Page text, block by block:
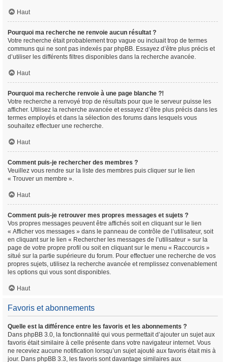
Haut
Pourquoi ma recherche ne renvoie aucun résultat ?
Votre recherche était probablement trop vague ou incluait trop de termes
communs qui ne sont pas indexés par phpBB. Essayez d’être plus précis et
d’utiliser les différents filtres disponibles dans la recherche avancée.
Haut
Pourquoi ma recherche renvoie à une page blanche ?!
Votre recherche a renvoyé trop de résultats pour que le serveur puisse les
afficher. Utilisez la recherche avancée et essayez d’être plus précis dans les
termes employés et dans la sélection des forums dans lesquels vous
souhaitez effectuer une recherche.
Haut
Comment puis-je rechercher des membres ?
Veuillez vous rendre sur la liste des membres puis cliquer sur le lien
« Trouver un membre ».
Haut
Comment puis-je retrouver mes propres messages et sujets ?
Vos propres messages peuvent être affichés soit en cliquant sur le lien
« Afficher vos messages » dans le panneau de contrôle de l’utilisateur, soit
en cliquant sur le lien « Rechercher les messages de l’utilisateur » sur la
page de votre propre profil ou soit en cliquant sur le menu « Raccourcis »
situé sur la partie supérieure du forum. Pour effectuer une recherche de vos
propres sujets, utilisez la recherche avancée et remplissez convenablement
les options qui vous sont disponibles.
Haut
Favoris et abonnements
Quelle est la différence entre les favoris et les abonnements ?
Dans phpBB 3.0, la fonctionnalité qui vous permettait d’ajouter un sujet aux
favoris était similaire à celle présente dans votre navigateur internet. Vous
ne receviez aucune notification lorsqu’un sujet ajouté aux favoris était mis à
jour. Dans phpBB 3.3, les favoris sont davantage similaires aux